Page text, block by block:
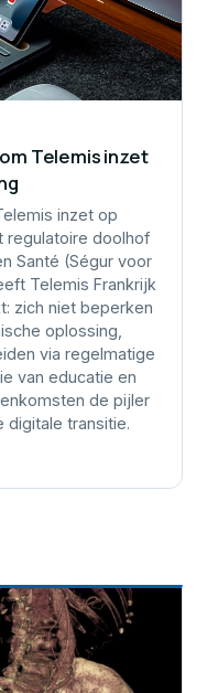
Telemis inzet
inzet op
regulatoire doolhof
Santé (Ségur voor
Telemis Frankrijk
zich niet beperken
oplossing,
via regelmatige
van educatie en
de pijler
digitale transitie.